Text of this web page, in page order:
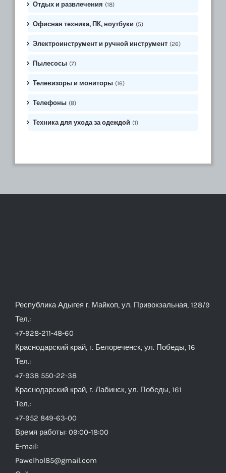
Отдых и развлечения (18)
Офисная техника, ПК, ноутбуки (5)
Электроинструмент и ручной инструмент (26)
Пылесосы (7)
Телевизоры и мониторы (16)
Телефоны (8)
Техника для ухода за одеждой (1)
Республика Адыгея г. Майкоп, ул. Привокзальная, 128/9
Тел.:
+7-928-211-48-60
Краснодарский край, г. Белореченск, ул. Победы, 16
Тел.:
+7-938 550-22-38
Краснодарский край, г. Лабинск, ул. Победы, 161
Тел.:
+7-952 849-63-00
Время работы: 09:00-18:00
E-mail:
Pawelhol85@gmail.com